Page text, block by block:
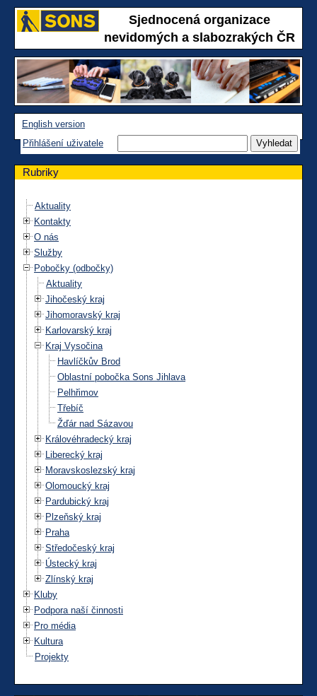
Sjednocená organizace
nevidomých a slabozrakých ČR
English version
Přihlášení uživatele
Rubriky
Aktuality
Kontakty
O nás
Služby
Pobočky (odbočky)
Aktuality
Jihočeský kraj
Jihomoravský kraj
Karlovarský kraj
Kraj Vysočina
Havlíčkův Brod
Oblastní pobočka Sons Jihlava
Pelhřimov
Třebíč
Žďár nad Sázavou
Královéhradecký kraj
Liberecký kraj
Moravskoslezský kraj
Olomoucký kraj
Pardubický kraj
Plzeňský kraj
Praha
Středočeský kraj
Ústecký kraj
Zlínský kraj
Kluby
Podpora naší činnosti
Pro média
Kultura
Projekty